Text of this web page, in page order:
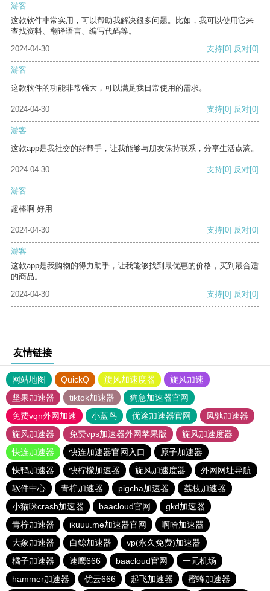
游客
这款软件非常实用，可以帮助我解决很多问题。比如，我可以使用它来
查找资料、翻译语言、编写代码等。
2024-04-30
支持[0] 反对[0]
游客
这款软件的功能非常强大，可以满足我日常使用的需求。
2024-04-30 支持[0] 反对[0]
游客
这款app是我社交的好帮手，让我能够与朋友保持联系，分享生活点滴。
2024-04-30 支持[0] 反对[0]
游客
超棒啊 好用
2024-04-30 支持[0] 反对[0]
游客
这款app是我购物的得力助手，让我能够找到最优惠的价格，买到最合适
的商品。
2024-04-30
支持[0] 反对[0]
友情链接
网站地图 QuickQ 旋风加速度器
旋风加速
坚果加速器
tiktok加速器
狗急加速器官网
免费vqn外网加速
小蓝鸟 优途加速器官网
风驰加速器
旋风加速器
免费vps加速器外网苹果版
旋风加速度器
快连加速器
快连加速器官网入口
原子加速器
快鸭加速器
快柠檬加速器 旋风加速度器
外网网址导航
软件中心
青柠加速器 pigcha加速器
荔枝加速器
小猫咪crash加速器
baacloud官网
gkd加速器
青柠加速器
ikuuu.me加速器官网
啊哈加速器
大象加速器
白鲸加速器
vp(永久免费)加速器
橘子加速器
速鹰666 baacloud官网
一元机场
hammer加速器
优云666 起飞加速器 蜜蜂加速器